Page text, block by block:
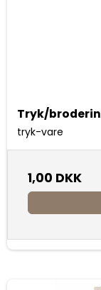
Tryk/
tryk-vare
1,00 DKK